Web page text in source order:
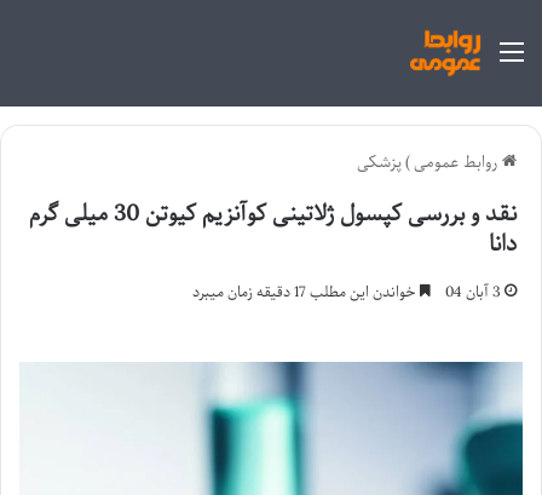
منو
روابط عمومی)پزشکی
نقد و بررسی کپسول ژلاتینی کوآنزیم کیوتن 30 میلی گرم
دانا
3 آبان 04 خواندن این مطلب 17 دقیقه زمان میبرد